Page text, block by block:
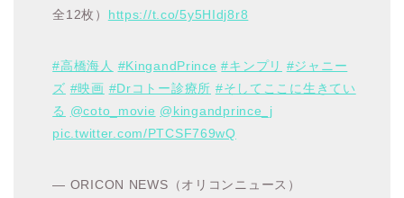
全12枚） https://t.co/5y5HIdj8r8
#高橋海人 #KingandPrince #キンプリ #ジャニー
ズ #映画 #Drコトー診療所 #そしてここに生きてい
る @coto_movie @kingandprince_j
pic.twitter.com/PTCSF769wQ
— ORICON NEWS（オリコンニュース）